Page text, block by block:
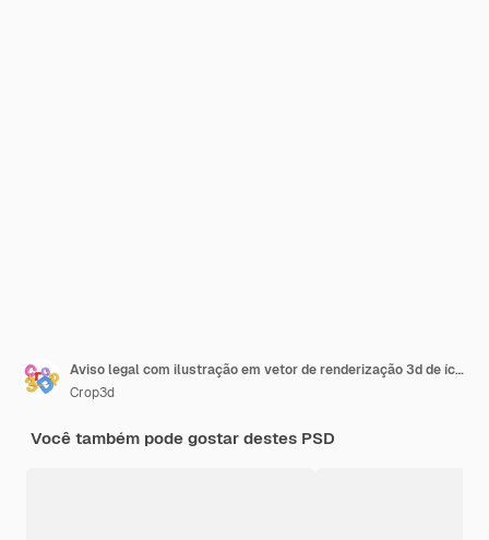
Aviso legal com ilustração em vetor de renderização 3d de ícone de assinatura
Crop3d
Você também pode gostar destes PSD